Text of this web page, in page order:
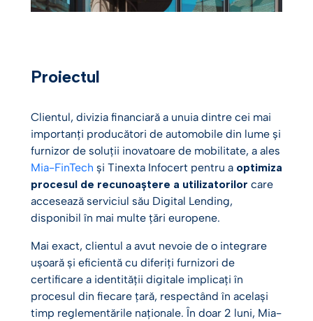
Proiectul
Clientul, divizia financiară a unuia dintre cei mai
importanți producători de automobile din lume și
furnizor de soluții inovatoare de mobilitate, a ales
Mia-FinTech și Tinexta Infocert pentru a optimiza
procesul de recunoaștere a utilizatorilor care
accesează serviciul său Digital Lending,
disponibil în mai multe țări europene.
Mai exact, clientul a avut nevoie de o integrare
ușoară și eficientă cu diferiți furnizori de
certificare a identității digitale implicați în
procesul din fiecare țară, respectând în același
timp reglementările naționale. În doar 2 luni, Mia-